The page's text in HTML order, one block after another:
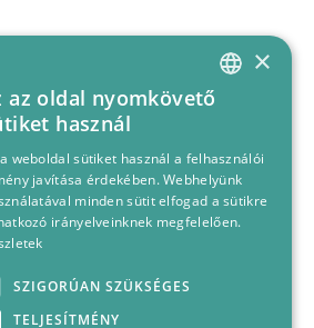
ADATOK –
HUNGARIAN
×
az oldal nyomkövető
használ
weboldal sütiket használ a felhasználói
javítása érdekében. Webhelyünk
minden sütit elfogad a sütikre
irányelveinknek megfelelően.
SZIGORÚAN SZÜKSÉGES
TELJESÍTMÉNY